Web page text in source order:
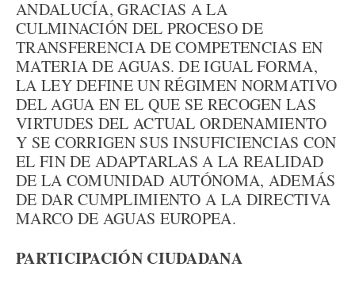
ANDALUCÍA, GRACIAS A LA
CULMINACIÓN DEL PROCESO DE
TRANSFERENCIA DE COMPETENCIAS EN
MATERIA DE AGUAS. DE IGUAL FORMA,
LA LEY DEFINE UN RÉGIMEN NORMATIVO
DEL AGUA EN EL QUE SE RECOGEN LAS
VIRTUDES DEL ACTUAL ORDENAMIENTO
Y SE CORRIGEN SUS INSUFICIENCIAS CON
EL FIN DE ADAPTARLAS A LA REALIDAD
DE LA COMUNIDAD AUTÓNOMA, ADEMÁS
DE DAR CUMPLIMIENTO A LA DIRECTIVA
MARCO DE AGUAS EUROPEA.
PARTICIPACIÓN CIUDADANA